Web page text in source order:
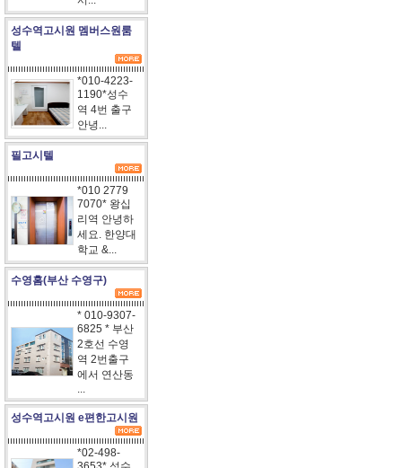
성수역고시원 멤버스원룸
텔
*010-4223-
1190*성수
역 4번 출구
안녕...
필고시텔
*010 2779
7070* 왕십
리역 안녕하
세요. 한양대
학교 &...
수영홈(부산 수영구)
* 010-9307-
6825 * 부산
2호선 수영
역 2번출구
에서 연산동
...
성수역고시원 e편한고시원
*02-498-